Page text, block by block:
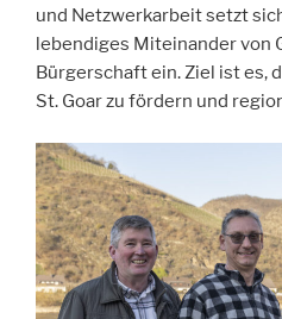
und Netzwerkarbeit setzt
lebendiges Miteinander von
Bürgerschaft ein. Ziel ist es,
St. Goar zu fördern und